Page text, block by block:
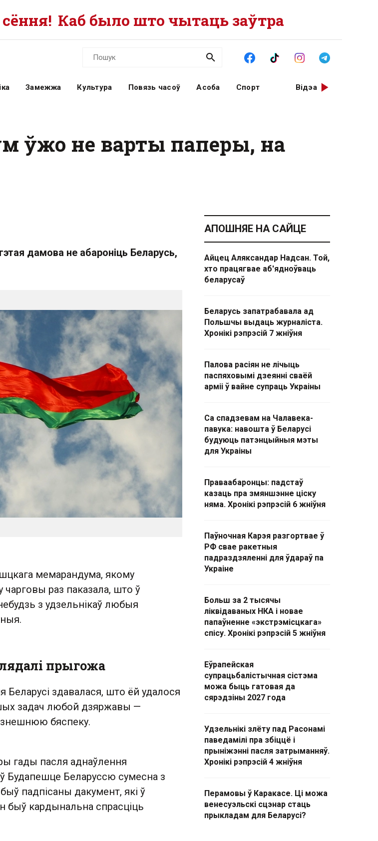
Каб было што чытаць заўтра
Замежжа Культура Повязь часоў Асоба Спорт Відэа
ўжо не варты паперы, на
дамова не абароніць Беларусь,
мемарандума, якому
чарговы раз паказала, што ў
з удзельнікаў любыя
прыгожа
Беларусі здавалася, што ёй удалося
задач любой дзяржавы —
бяспеку.
гады пасля аднаўлення
Будапешце Беларуссю сумесна з
падпісаны дакумент, які ў
быў кардынальна спрасціць
АПОШНЯЕ НА САЙЦЕ
Айцец Аляксандар Надсан. Той,
хто працягвае аб'ядноўваць
беларусаў
Беларусь запатрабавала ад
Польшчы выдаць журналіста.
Хронікі рэпрэсій 7 жніўня
Палова расіян не лічыць
паспяховымі дзеянні сваёй
арміі ў вайне супраць Украіны
Са спадзевам на Чалавека-
павука: навошта ў Беларусі
будуюць патэнцыйныя мэты
для Украіны
Праваабаронцы: падстаў
казаць пра змяншэнне ціску
няма. Хронікі рэпрэсій 6 жніўня
Паўночная Карэя разгортвае ў
РФ свае ракетныя
падраздзяленні для ўдараў па
Украіне
Больш за 2 тысячы
ліквідаваных НКА і новае
папаўненне «экстрэмісцкага»
спісу. Хронікі рэпрэсій 5 жніўня
Еўрапейская
супрацьбалістычная сістэма
можа быць гатовая да
сярэдзіны 2027 года
Удзельнікі злёту пад Расонамі
паведамілі пра збіццё і
прыніжэнні пасля затрыманняў.
Хронікі рэпрэсій 4 жніўня
Перамовы ў Каракасе. Ці можа
венесуэльскі сцэнар стаць
прыкладам для Беларусі?